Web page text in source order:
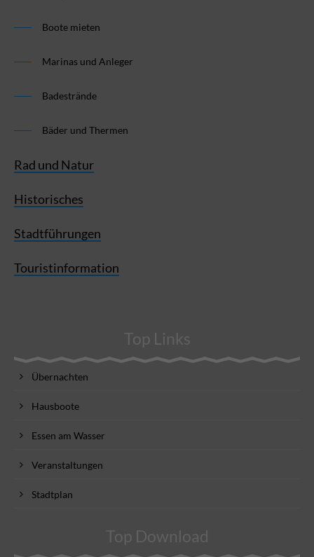
Boote mieten
Marinas und Anleger
Badestrände
Bäder und Thermen
Rad und Natur
Historisches
Stadtführungen
Touristinformation
Top Links
Übernachten
Hausboote
Essen am Wasser
Veranstaltungen
Stadtplan
Top Download